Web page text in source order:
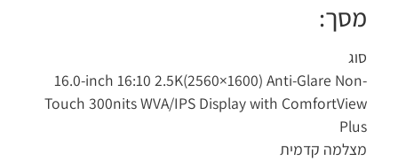
16.0-inch 16:10 2.5K(2560×1600) Anti-Glare
Touch 300nits WVA/IPS Display with
קדמית